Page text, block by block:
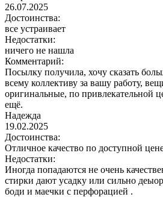
26.07.2025
Достоинства:
все устраивает
Недостатки:
ничего не нашла
Комментарий:
Посылку получила, хочу сказать
всему коллективу за вашу работу,
оригинальные, по привлекательной
ещё.
Надежда
19.02.2025
Достоинства:
Отличное качество по доступной
Недостатки:
Иногда попадаются не очень
стирки дают усадку или сильно
боди и маечки с перфорацией .